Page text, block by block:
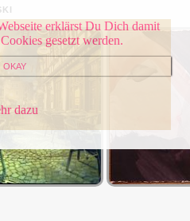
erklärst Du Dich damit
gesetzt werden.
OKAY
dazu